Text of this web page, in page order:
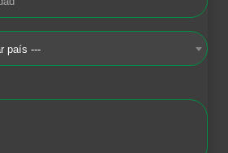
país ---